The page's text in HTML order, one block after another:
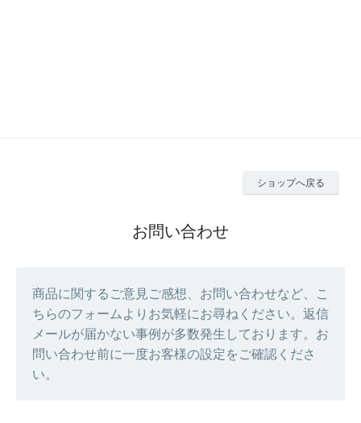
ショップへ戻る
お問い合わせ
商品に関するご意見ご感想、お問い合わせなど、こ
ちらのフォームよりお気軽にお尋ねください。返信
メールが届かない事例が多数発生しております。お
問い合わせ前に一度お客様の設定をご確認くださ
い。